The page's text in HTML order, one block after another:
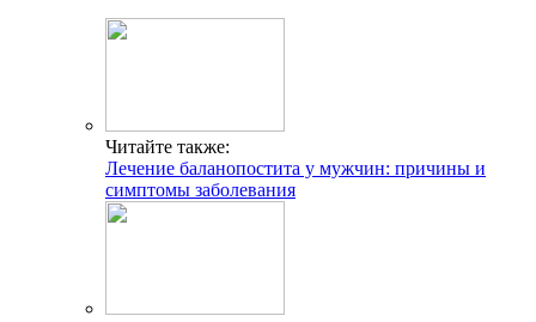
Читайте также:
Лечение баланопостита у мужчин: причины и
симптомы заболевания